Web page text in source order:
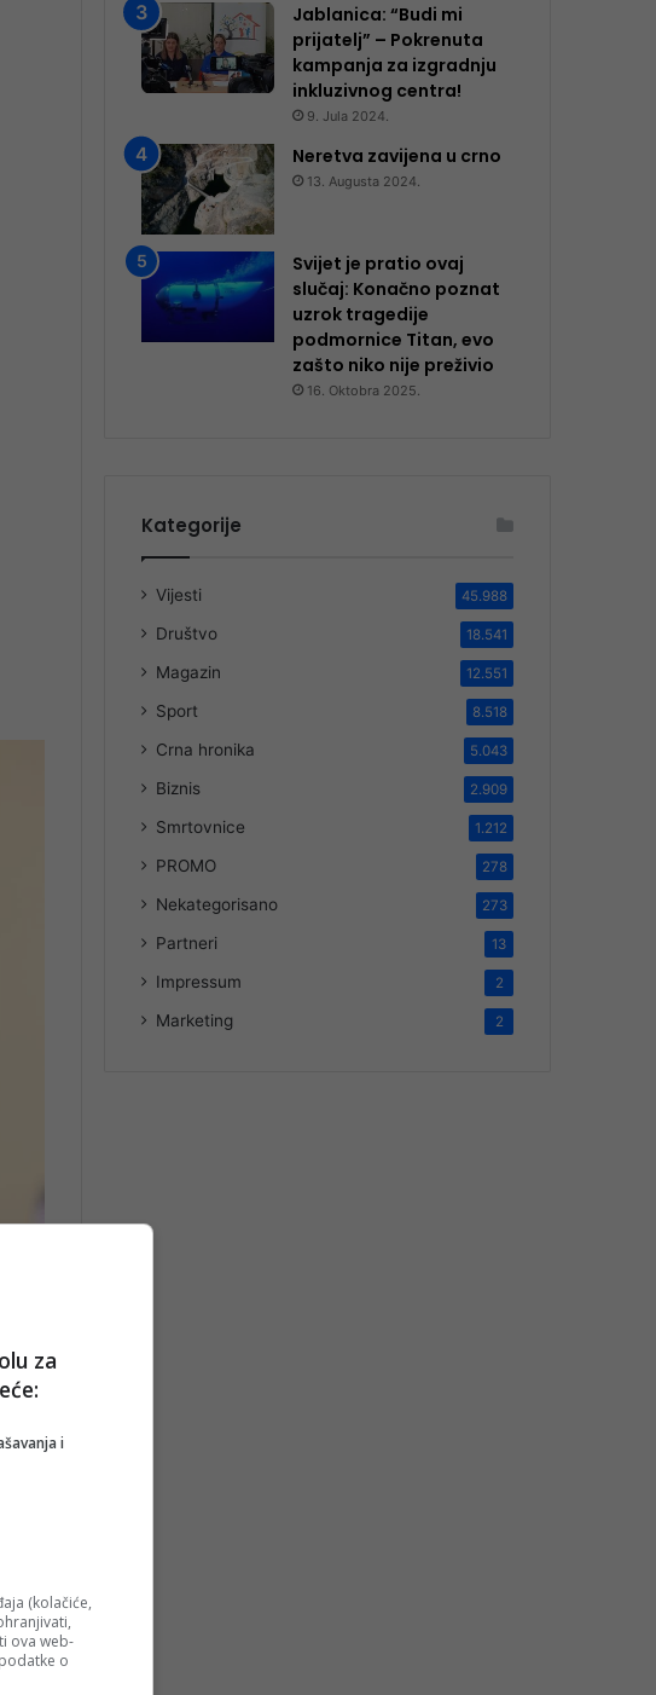
Jablanica: “Budi mi
prijatelj” – Pokrenuta
kampanja za izgradnju
inkluzivnog centra!
9. Jula 2024.
Neretva zavijena u crno
13. Augusta 2024.
Svijet je pratio ovaj
slučaj: Konačno poznat
uzrok tragedije
podmornice Titan, evo
zašto niko nije preživio
16. Oktobra 2025.
Kategorije
Vijesti 45.988
Društvo 18.541
Magazin 12.551
Sport 8.518
Crna hronika 5.043
Biznis 2.909
Smrtovnice 1.212
PROMO 278
Nekategorisano 273
Partneri 13
Impressum 2
Marketing 2
za
i
(kolačiće,
ova web-
o